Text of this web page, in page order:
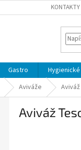
KONTAKTY
Gastro
Aviváže
Aviváž